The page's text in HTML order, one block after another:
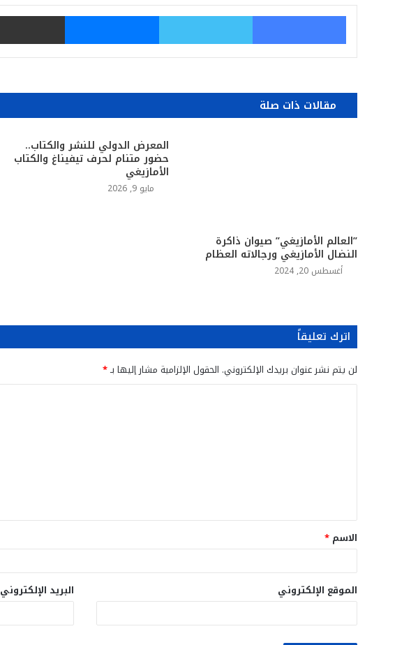
فيسبوك تويتر ماسنجر
مقالات ذات صلة
المعرض الدولي للنشر والكتاب..
حضور متنام لحرف تيفيناغ والكتاب
الأمازيغي
مايو 9, 2026
”العالم الأمازيغي” صيوان ذاكرة
النضال الأمازيغي ورجالاته العظام
أغسطس 20, 2024
اترك تعليقاً
لن يتم نشر عنوان بريدك الإلكتروني. الحقول الإلزامية مشار إليها بـ*
ق
*
الاسم *
البريد الإلكتروني الموقع الإلكتروني